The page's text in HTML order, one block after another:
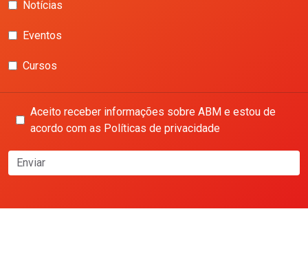
Notícias
Eventos
Cursos
Aceito receber informações sobre ABM e estou de
acordo com as Políticas de privacidade
Enviar